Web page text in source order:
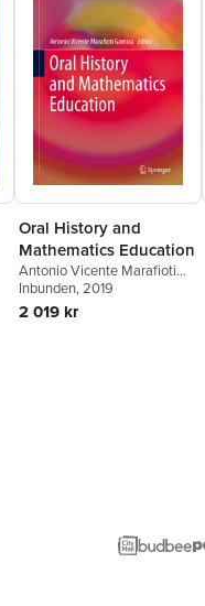
Oral History and
Mathematics Education
Antonio Vicente Marafioti
Garnica
Inbunden, 2019
2 019 kr